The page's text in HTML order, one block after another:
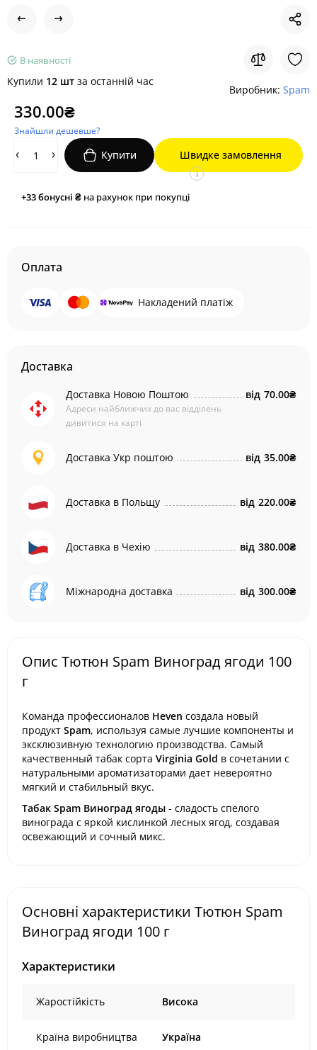
В наявності
Купили 12 шт за останній час
Виробник: Spam
330.00₴
Знайшли дешевше?
Купити Швидке замовлення
+33бонусні ₴ на рахунок при покупці
i
Оплата
Накладений платіж
Доставка
Доставка Новою Поштою
Адреси найближчих до вас відділень
дивитися на карті
від 70.00₴
Доставка Укр поштою від 35.00₴
Доставка в Польщу від 220.00₴
Доставка в Чехію від 380.00₴
Міжнародна доставка від 300.00₴
Опис Тютюн Spam Виноград ягоди 100
г
Команда профессионалов Heven создала новый
продукт Spam, используя самые лучшие компоненты и
эксклюзивную технологию производства. Самый
качественный табак сорта Virginia Gold в сочетании с
натуральными ароматизаторами дает невероятно
мягкий и стабильный вкус.
Табак Spam Виноград ягоды - сладость спелого
винограда с яркой кислинкой лесных ягод, создавая
освежающий и сочный микс.
Основні характеристики Тютюн Spam
Виноград ягоди 100 г
Характеристики
Жаростійкість Висока
Країна виробництва Україна